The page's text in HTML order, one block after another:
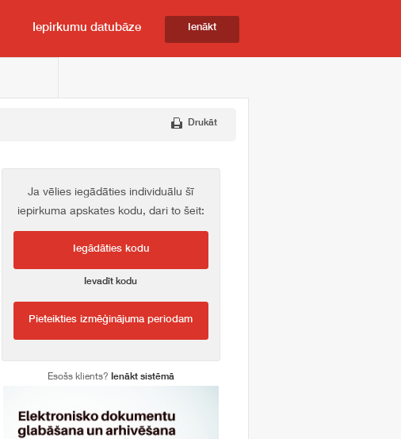
Iepirkumu datubāze Ienākt
Drukāt
Ja vēlies iegādāties individuālu šī
iepirkuma apskates kodu, dari to šeit:
Iegādāties kodu
Ievadīt kodu
Pieteikties izmēģinājuma periodam
Esošs klients? Ienākt sistēmā